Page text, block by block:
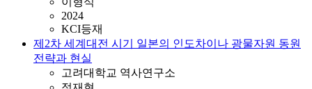
2024
KCI등재
제2차 세계대전 시기 일본의 인도차이나 광물자원 동원
전략과 현실
고려대학교 역사연구소